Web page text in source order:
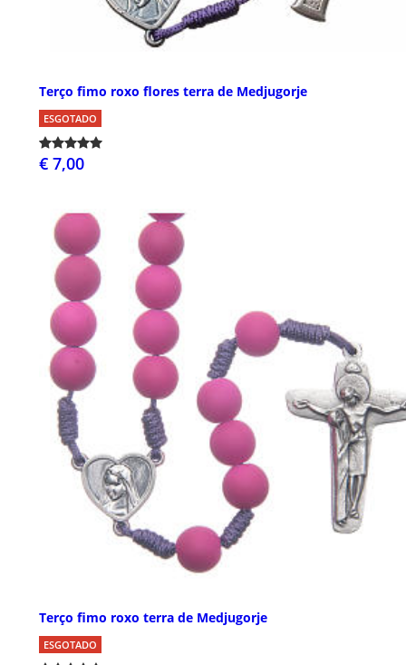
Terço fimo roxo flores terra de Medjugorje
ESGOTADO
€ 7,00
Terço fimo roxo terra de Medjugorje
ESGOTADO